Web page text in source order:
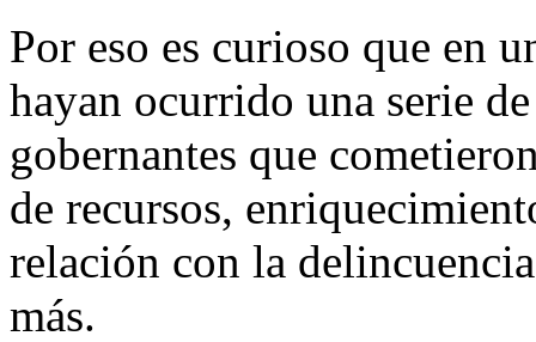
Por eso es curioso que en
hayan ocurrido una serie
gobernantes que
de recursos,
relación con la
más.